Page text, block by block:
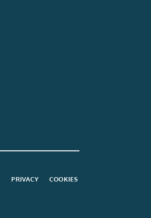
PRIVACY COOKIES